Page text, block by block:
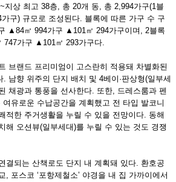
지상 최고 38층, 총 20개 동, 총 2,994가구(1블
구) 규모로 조성된다. 블록에 따른 가구 수 구
▲84㎡ 994가구 ▲101㎡ 294가구이며, 2블록
가구 ▲101㎡ 293가구다.
브랜드 프리미엄이 고스란히 적용돼 차별화된
남향 위주의 단지 배치 및 4베이·판상형(일부세
채광과 통풍을 선사한다. 또한, 드레스룸과 펜
유로운 수납공간을 계획했고 전 타입 발코니
적한 주거생활을 누릴 수 있을 전망이다. 동해
해 오션뷰(일부세대)를 누릴 수 있는 것도 경쟁
결되는 산책로도 단지 내 계획돼 있다. 환호공
, 포스코 ‘포항제철소’ 야경을 내 집 가까이에서